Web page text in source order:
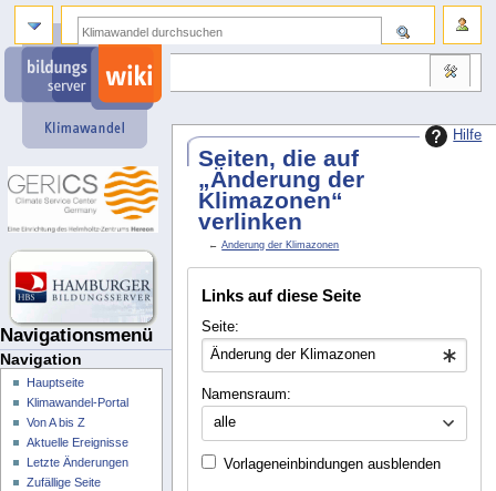
Hilfe
Seiten, die auf
„Änderung der
Klimazonen“
verlinken
←Änderung der Klimazonen
Links auf diese Seite
Seite:
Namensraum:
alle
Vorlageneinbindungen ausblenden
Navigationsmenü
Navigation
Hauptseite
Klimawandel-Portal
Von A bis Z
Aktuelle Ereignisse
Letzte Änderungen
Zufällige Seite